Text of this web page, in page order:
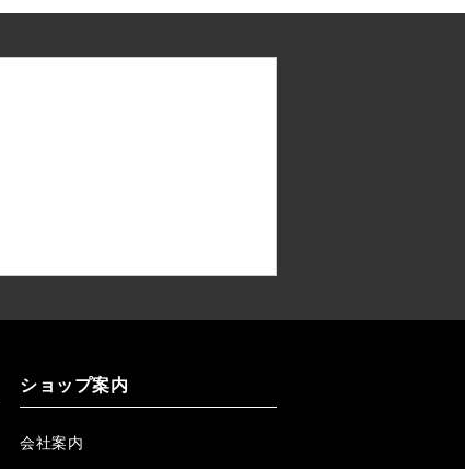
ショップ案内
会社案内